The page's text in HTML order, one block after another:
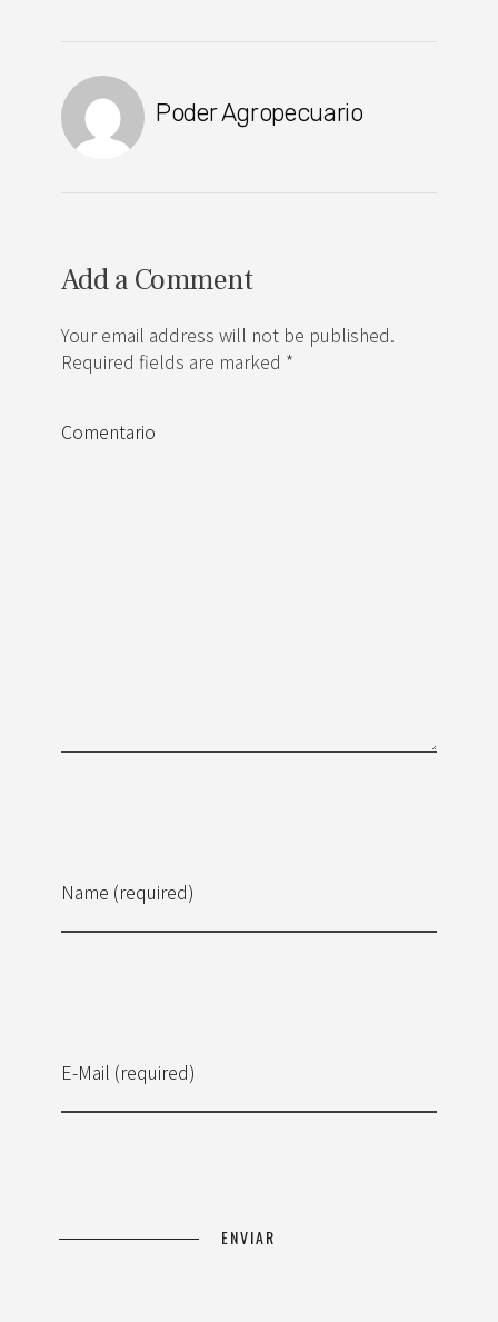
Poder Agropecuario
Add a Comment
Your email address will not be published.
Required fields are marked *
Name (required)
E-Mail (required)
Comentario